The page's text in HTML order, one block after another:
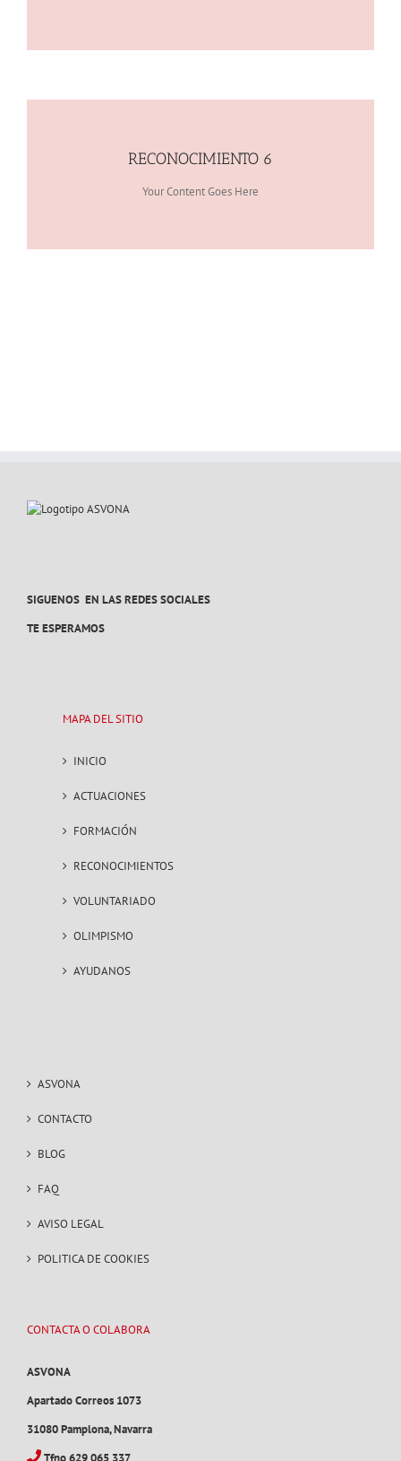
RECONOCIMIENTO 6
Your Content Goes Here
SIGUENOS EN LAS REDES SOCIALES
TE ESPERAMOS
MAPA DEL SITIO
INICIO
ACTUACIONES
FORMACIÓN
RECONOCIMIENTOS
VOLUNTARIADO
OLIMPISMO
AYUDANOS
ASVONA
CONTACTO
BLOG
FAQ
AVISO LEGAL
POLITICA DE COOKIES
CONTACTA O COLABORA
ASVONA
Apartado Correos 1073
31080 Pamplona, Navarra
Tfno 629 065 337